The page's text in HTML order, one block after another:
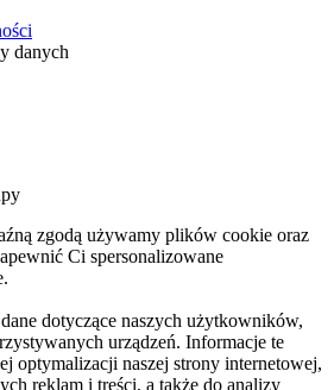
danych
zgodą używamy plików cookie oraz
Ci spersonalizowane
dotyczące naszych użytkowników,
urządzeń. Informacje te
optymalizacji naszej strony internetowej,
reklam i treści, a także do analizy